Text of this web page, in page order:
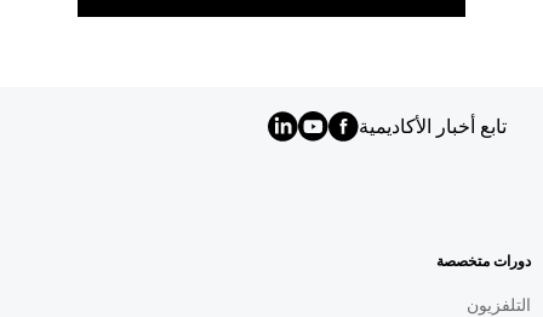
تابع أخبار الأكاديمية
AR
دورات متخصصة
التلفزيون